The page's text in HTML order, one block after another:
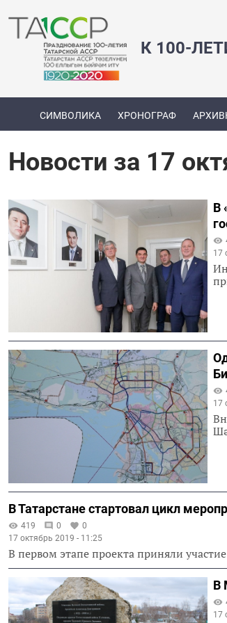
К 100-
СИМВОЛИКА ХРОНОГРАФ
Новости за 17
В
17
17
В Татарстане стартовал цикл
419 0
0
17 октябрь 2019 - 11:25
В первом этапе проекта приняли
В
17